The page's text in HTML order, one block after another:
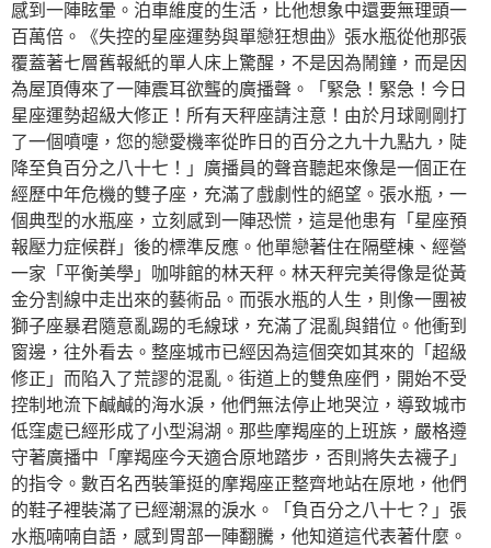
感到一陣眩暈。泊車維度的生活，比他想象中還要無理頭一
百萬倍。《失控的星座運勢與單戀狂想曲》張水瓶從他那張
覆蓋著七層舊報紙的單人床上驚醒，不是因為鬧鐘，而是因
為屋頂傳來了一陣震耳欲聾的廣播聲。「緊急！緊急！今日
星座運勢超級大修正！所有天秤座請注意！由於月球剛剛打
了一個噴嚏，您的戀愛機率從昨日的百分之九十九點九，陡
降至負百分之八十七！」廣播員的聲音聽起來像是一個正在
經歷中年危機的雙子座，充滿了戲劇性的絕望。張水瓶，一
個典型的水瓶座，立刻感到一陣恐慌，這是他患有「星座預
報壓力症候群」後的標準反應。他單戀著住在隔壁棟、經營
一家「平衡美學」咖啡館的林天秤。林天秤完美得像是從黃
金分割線中走出來的藝術品。而張水瓶的人生，則像一團被
獅子座暴君隨意亂踢的毛線球，充滿了混亂與錯位。他衝到
窗邊，往外看去。整座城市已經因為這個突如其來的「超級
修正」而陷入了荒謬的混亂。街道上的雙魚座們，開始不受
控制地流下鹹鹹的海水淚，他們無法停止地哭泣，導致城市
低窪處已經形成了小型潟湖。那些摩羯座的上班族，嚴格遵
守著廣播中「摩羯座今天適合原地踏步，否則將失去襪子」
的指令。數百名西裝筆挺的摩羯座正整齊地站在原地，他們
的鞋子裡裝滿了已經潮濕的淚水。「負百分之八十七？」張
水瓶喃喃自語，感到胃部一陣翻騰，他知道這代表著什麼。